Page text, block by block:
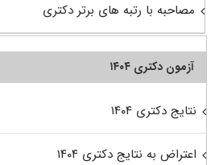
مصاحبه با رتبه های برتر دکتری
آزمون دکتری ۱۴۰۴
نتایج دکتری ۱۴۰۴
اعتراض به نتایج دکتری ۱۴۰۴